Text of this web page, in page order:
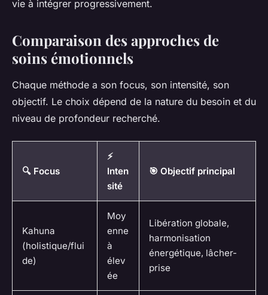
vie à intégrer progressivement.
Comparaison des approches de
soins émotionnels
Chaque méthode a son focus, son intensité, son
objectif. Le choix dépend de la nature du besoin et du
niveau de profondeur recherché.
🔍 Focus
⚡
Inten
sité
🎯 Objectif principal
Kahuna
(holistique/flui
de)
Moy
enne
à
élev
ée
Libération globale,
harmonisation
énergétique, lâcher-
prise